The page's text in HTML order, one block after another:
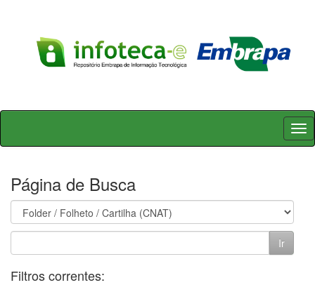
Skip
Página de Busca
Filtros correntes: